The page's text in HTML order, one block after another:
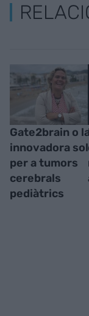
Gate2brain o
innovadora
per a tumors
cerebrals
pediàtrics